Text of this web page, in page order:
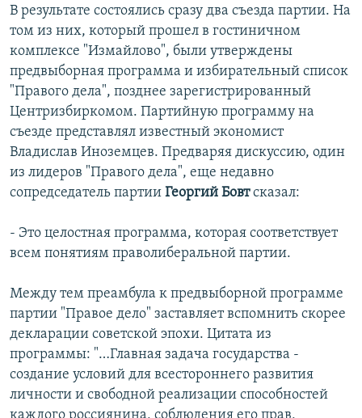
В результате состоялись сразу два съезда партии. На
том из них, который прошел в гостиничном
комплексе "Измайлово", были утверждены
предвыборная программа и избирательный список
"Правого дела", позднее зарегистрированный
Центризбиркомом. Партийную программу на
съезде представлял известный экономист
Владислав Иноземцев. Предваряя дискуссию, один
из лидеров "Правого дела", еще недавно
сопредседатель партии Георгий Бовтсказал:
- Это целостная программа, которая соответствует
всем понятиям праволиберальной партии.
Между тем преамбула к предвыборной программе
партии "Правое дело" заставляет вспомнить скорее
декларации советской эпохи. Цитата из
программы: "…Главная задача государства -
создание условий для всестороннего развития
личности и свободной реализации способностей